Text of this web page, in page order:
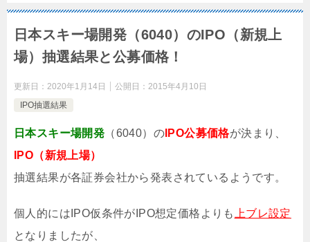
日本スキー場開発（6040）のIPO（新規上
場）抽選結果と公募価格！
更新日： 2020年1月14日 公開日： 2015年4月10日
IPO抽選結果
日本スキー場開発 （6040）の IPO公募価格が決まり、
IPO（新規上場）
抽選結果が各証券会社から発表されているようです。
個人的にはIPO仮条件がIPO想定価格よりも
上ブレ設定
となりましたが、